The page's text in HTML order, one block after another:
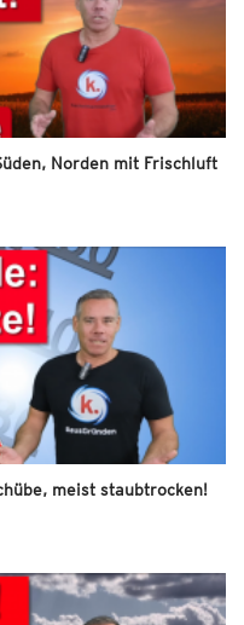
Norden mit Frischluft
meist staubtrocken!